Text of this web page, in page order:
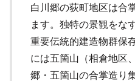
白川郷の荻町地区は合
ます。独特の景観をな
重要伝統的建造物群保
には五箇山（相倉地区
郷・五箇山の合掌造り